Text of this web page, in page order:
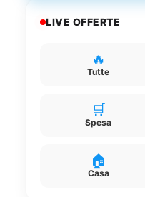
LIVE OFFERTE
🔥
Tutte
🛒
Spesa
🏠
Casa